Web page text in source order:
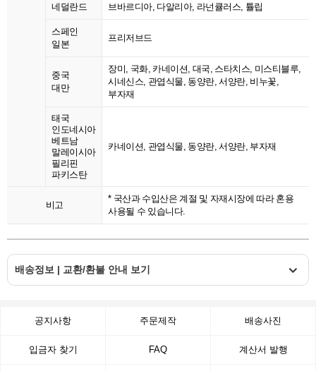
네덜란드 브바르디아, 다알리아, 라넌큘러스, 튤립
스페인
일본
프리저브드
중국
대만
장미, 국화, 카네이션, 대국, 스타치스, 미스티블루,
시네신스, 관엽식물, 동양란, 서양란, 비누꽃,
부자재
태국
인도네시아
베트남
말레이시아
필리핀
파키스탄
카네이션, 관엽식물, 동양란, 서양란, 부자재
비고
* 국산과 수입산은 계절 및 자재시장에 따라 혼용
사용될 수 있습니다.
배송정보 | 교환/환불 안내 보기
공지사항 주문제작 배송사진
입금자 찾기 FAQ 계산서 발행